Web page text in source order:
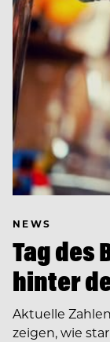
NEWS
Tag des
hinter
Aktuelle
zeigen, wie